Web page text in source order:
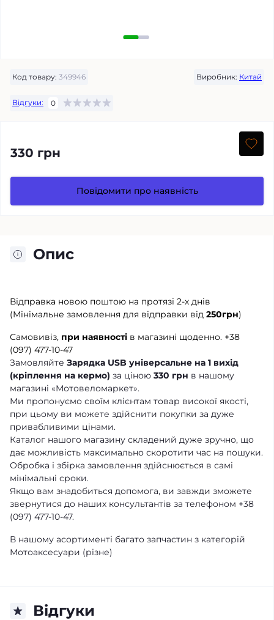
Код товару: 349946 Виробник: Китай
Відгуки: 0
330 грн
Повідомити про наявність
Опис
Відправка новою поштою на протязі 2-х днів
(Мінімальне замовлення для відправки від 250грн)
Самовивіз, при наявності в магазині щоденно. +38
(097) 477-10-47
Замовляйте Зарядка USB універсальне на 1 вихід
(кріплення на кермо) за ціною 330 грн в нашому
магазині «Мотовеломаркет».
Ми пропонуємо своїм клієнтам товар високої якості,
при цьому ви можете здійснити покупки за дуже
привабливими цінами.
Каталог нашого магазину складений дуже зручно, що
дає можливість максимально скоротити час на пошуки.
Обробка і збірка замовлення здійснюється в самі
мінімальні сроки.
Якщо вам знадобиться допомога, ви завжди зможете
звернутися до наших консультантів за телефоном +38
(097) 477-10-47.
В нашому асортименті багато запчастин з категорій
Мотоаксесуари (різне)
Відгуки